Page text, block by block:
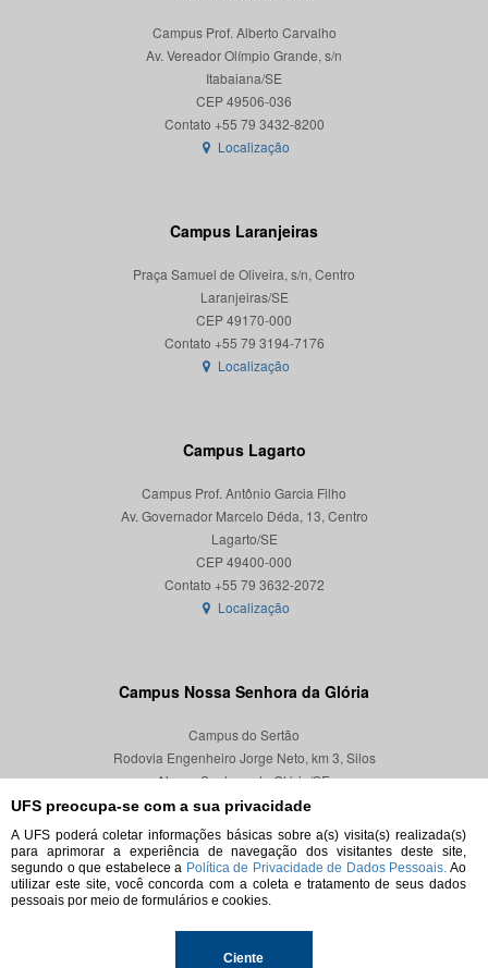
UFS preocupa-se com a sua privacidade
A UFS poderá coletar informações básicas sobre a(s) visita(s) realizada(s)
para aprimorar a experiência de navegação dos visitantes deste site,
segundo o que estabelece a Política de Privacidade de Dados Pessoais. Ao
utilizar este site, você concorda com a coleta e tratamento de seus dados
pessoais por meio de formulários e cookies.
Ciente
Campus Prof. Alberto Carvalho
Av. Vereador Olímpio Grande, s/n
Itabaiana/SE
CEP 49506-036
Localização
Campus Laranjeiras
Praça Samuel de Oliveira, s/n, Centro
Laranjeiras/SE
CEP 49170-000
Localização
Campus Lagarto
Campus Prof. Antônio Garcia Filho
Av. Governador Marcelo Déda, 13, Centro
Lagarto/SE
CEP 49400-000
Localização
Campus Nossa Senhora da Glória
Campus do Sertão
Rodovia Engenheiro Jorge Neto, km 3, Silos
Nossa Senhora da Glória/SE
CEP 49680-000
Localização
© 2026. Todos os direitos reservados.